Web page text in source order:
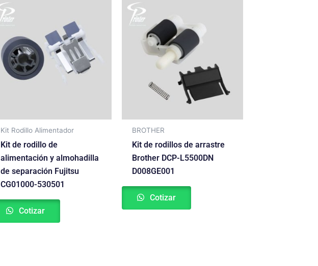
Kit Rodillo Alimentador
Kit de rodillo de
alimentación y almohadilla
de separación Fujitsu
CG01000-530501
Cotizar
BROTHER
Kit de rodillos de arrastre
Brother DCP-L5500DN
D008GE001
Cotizar